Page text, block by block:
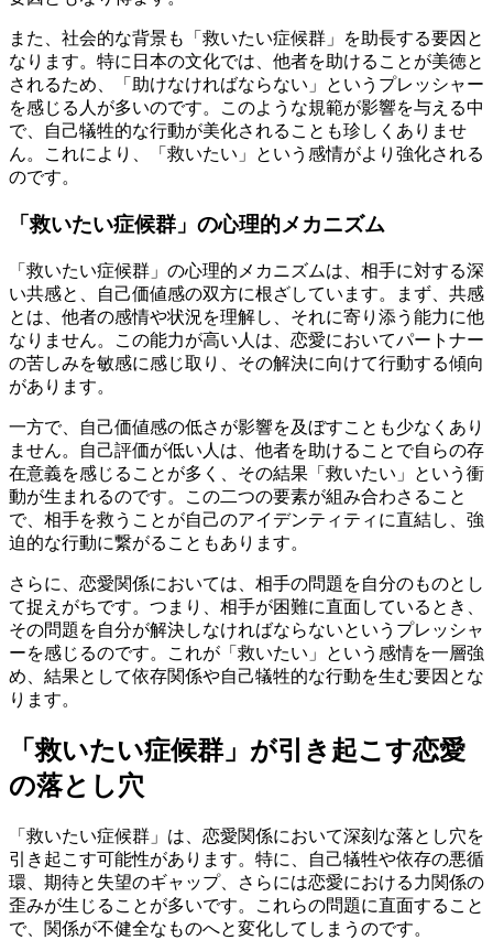
また、社会的な背景も「救いたい症候群」を助長する要因と
なります。特に日本の文化では、他者を助けることが美徳と
されるため、「助けなければならない」というプレッシャー
を感じる人が多いのです。このような規範が影響を与える中
で、自己犠牲的な行動が美化されることも珍しくありませ
ん。これにより、「救いたい」という感情がより強化される
のです。
「救いたい症候群」の心理的メカニズム
「救いたい症候群」の心理的メカニズムは、相手に対する深
い共感と、自己価値感の双方に根ざしています。まず、共感
とは、他者の感情や状況を理解し、それに寄り添う能力に他
なりません。この能力が高い人は、恋愛においてパートナー
の苦しみを敏感に感じ取り、その解決に向けて行動する傾向
があります。
一方で、自己価値感の低さが影響を及ぼすことも少なくあり
ません。自己評価が低い人は、他者を助けることで自らの存
在意義を感じることが多く、その結果「救いたい」という衝
動が生まれるのです。この二つの要素が組み合わさること
で、相手を救うことが自己のアイデンティティに直結し、強
迫的な行動に繋がることもあります。
さらに、恋愛関係においては、相手の問題を自分のものとし
て捉えがちです。つまり、相手が困難に直面しているとき、
その問題を自分が解決しなければならないというプレッシャ
ーを感じるのです。これが「救いたい」という感情を一層強
め、結果として依存関係や自己犠牲的な行動を生む要因とな
ります。
「救いたい症候群」が引き起こす恋愛
の落とし穴
「救いたい症候群」は、恋愛関係において深刻な落とし穴を
引き起こす可能性があります。特に、自己犠牲や依存の悪循
環、期待と失望のギャップ、さらには恋愛における力関係の
歪みが生じることが多いです。これらの問題に直面すること
で、関係が不健全なものへと変化してしまうのです。